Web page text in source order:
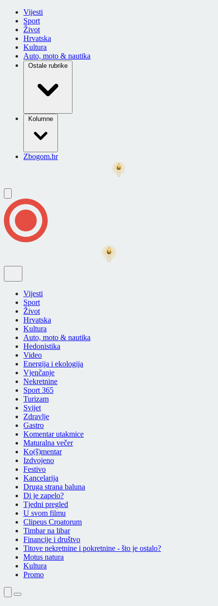
Vijesti
Sport
Život
Hrvatska
Kultura
Auto, moto & nautika
Ostale rubrike
Kolumne
Zbogom.hr
Vijesti
Sport
Život
Hrvatska
Kultura
Auto, moto & nautika
Hedonistika
Video
Energija i ekologija
Vjenčanje
Nekretnine
Sport 365
Turizam
Svijet
Zdravlje
Gastro
Komentar utakmice
Maturalna večer
Ko(š)mentar
Izdvojeno
Festivo
Kancelarija
Druga strana baluna
Di je zapelo?
Tjedni pregled
U svom filmu
Clipeus Croatorum
Timbar na libar
Financije i društvo
Titove nekretnine i pokretnine - što je ostalo?
Motus natura
Kultura
Promo